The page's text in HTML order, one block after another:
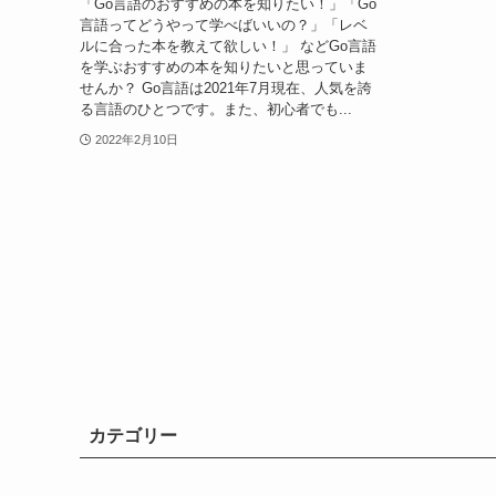
「Go言語のおすすめの本を知りたい！」「Go
言語ってどうやって学べばいいの？」「レベ
ルに合った本を教えて欲しい！」 などGo言語
を学ぶおすすめの本を知りたいと思っていま
せんか？ Go言語は2021年7月現在、人気を誇
る言語のひとつです。また、初心者でも...
2022年2月10日
カテゴリー